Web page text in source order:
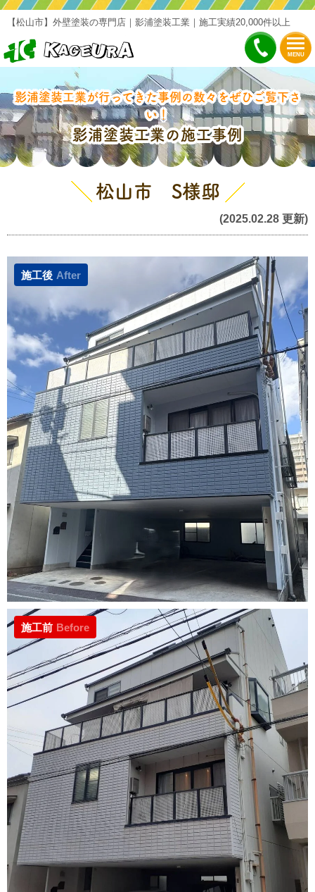
MENU
【松山市】外壁塗装の専門店｜影浦塗装工業｜施工実績20,000件以上
影浦塗装工業が行ってきた事例の数々をぜひご覧下さ
い！
影浦塗装工業の施工事例
松山市 S様邸
(2025.02.28 更新)
施工後 After
施工前 Before